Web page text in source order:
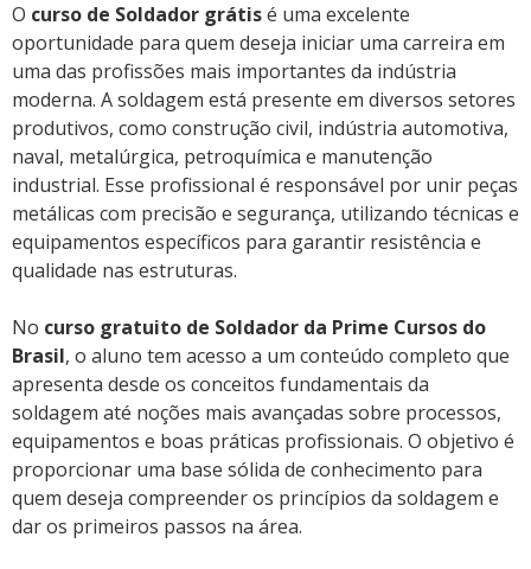
O curso de Soldador grátisé uma excelente
oportunidade para quem deseja iniciar uma carreira em
uma das profissões mais importantes da indústria
moderna. A soldagem está presente em diversos setores
produtivos, como construção civil, indústria automotiva,
naval, metalúrgica, petroquímica e manutenção
industrial. Esse profissional é responsável por unir peças
metálicas com precisão e segurança, utilizando técnicas e
equipamentos específicos para garantir resistência e
qualidade nas estruturas.
No curso gratuito de Soldador da Prime Cursos do
Brasil, o aluno tem acesso a um conteúdo completo que
apresenta desde os conceitos fundamentais da
soldagem até noções mais avançadas sobre processos,
equipamentos e boas práticas profissionais. O objetivo é
proporcionar uma base sólida de conhecimento para
quem deseja compreender os princípios da soldagem e
dar os primeiros passos na área.